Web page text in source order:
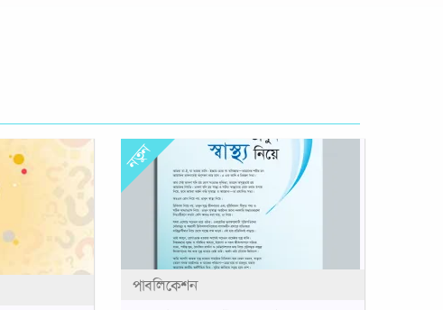
নতুন
পাবলিকেশন